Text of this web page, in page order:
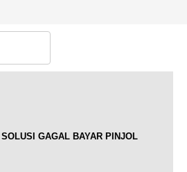
SOLUSI GAGAL BAYAR PINJOL